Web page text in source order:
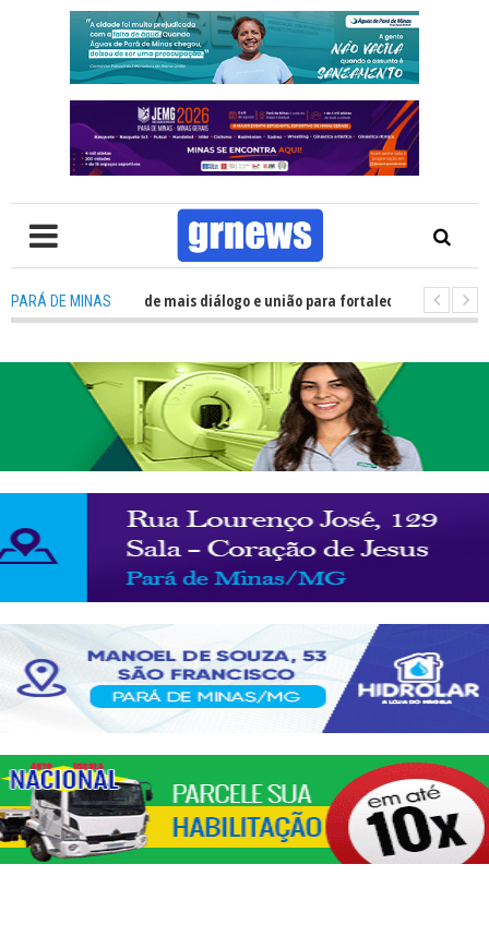
PARÁ DE MINAS
Política precisa de mais diálogo e união para fortalecer Minas e Pará